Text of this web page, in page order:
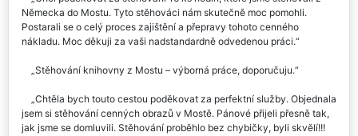
Chci poděkovat za stěhování 16 ks hodin, které jsme stěhovali z
Německa do Mostu. Tyto stěhováci nám skutečně moc pomohli.
Postarali se o celý proces zajištění a přepravy tohoto cenného
Chtěla bych touto cestou poděkovat za perfektní služby. Objednala
jsem si stěhování cenných obrazů v Mostě. Pánové přijeli přesně tak,